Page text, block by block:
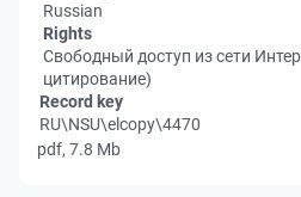
Russian
Rights
Свободный доступ из сети
цитирование)
Record key
RU\NSU\elcopy\4470
pdf, 7.8 Mb